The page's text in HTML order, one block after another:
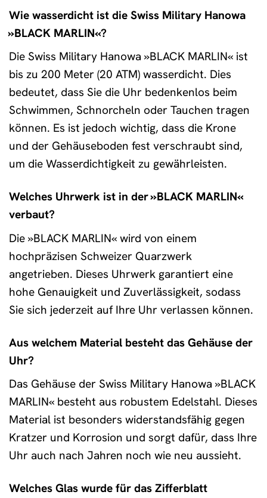
Wie wasserdicht ist die Swiss Military Hanowa
»BLACK MARLIN«?
Die Swiss Military Hanowa »BLACK MARLIN« ist
bis zu 200 Meter (20 ATM) wasserdicht. Dies
bedeutet, dass Sie die Uhr bedenkenlos beim
Schwimmen, Schnorcheln oder Tauchen tragen
können. Es ist jedoch wichtig, dass die Krone
und der Gehäuseboden fest verschraubt sind,
um die Wasserdichtigkeit zu gewährleisten.
Welches Uhrwerk ist in der »BLACK MARLIN«
verbaut?
Die »BLACK MARLIN« wird von einem
hochpräzisen Schweizer Quarzwerk
angetrieben. Dieses Uhrwerk garantiert eine
hohe Genauigkeit und Zuverlässigkeit, sodass
Sie sich jederzeit auf Ihre Uhr verlassen können.
Aus welchem Material besteht das Gehäuse der
Uhr?
Das Gehäuse der Swiss Military Hanowa »BLACK
MARLIN« besteht aus robustem Edelstahl. Dieses
Material ist besonders widerstandsfähig gegen
Kratzer und Korrosion und sorgt dafür, dass Ihre
Uhr auch nach Jahren noch wie neu aussieht.
Welches Glas wurde für das Zifferblatt